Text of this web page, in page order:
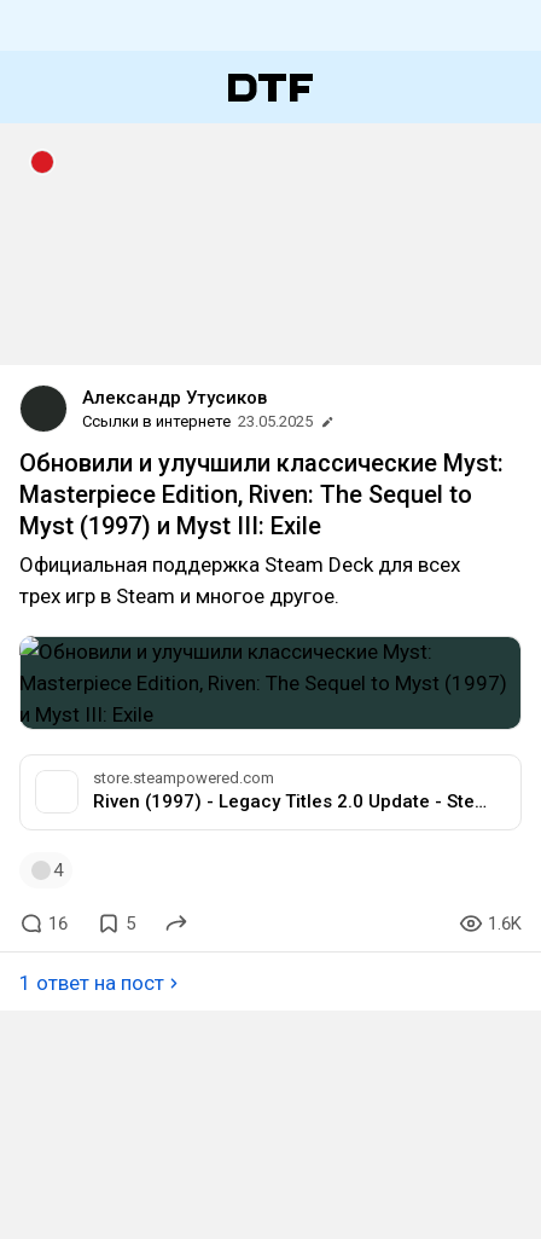
Александр Утусиков
Ссылки в интернете 23.05.2025
Обновили и улучшили классические Myst:
Masterpiece Edition, Riven: The Sequel to
Myst (1997) и Myst III: Exile
Официальная поддержка Steam Deck для всех
трех игр в Steam и многое другое.
store.steampowered.com
Riven (1997) - Legacy Titles 2.0 Update - Steam News
4
16 5 1.6K
1 ответ на пост